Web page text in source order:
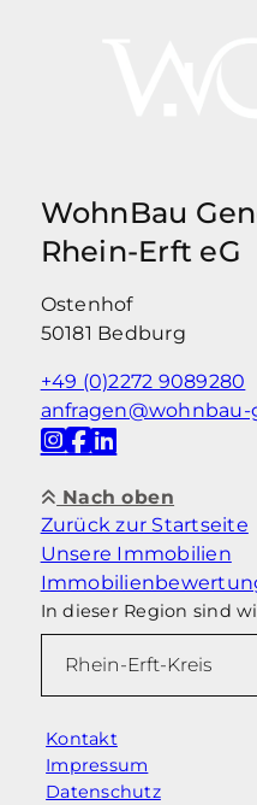
WohnBau
Rhein-Erft eG
Ostenhof
50181 Bedburg
+49 (0)2272 9089280
In dieser Region sind
Nach oben
Zurück zur Startseite
Unsere Immobilien
Kontakt
Impressum
Datenschutz